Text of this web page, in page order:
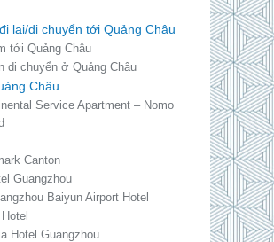
lại/di chuyển tới Quảng Châu
tới Quảng Châu
di chuyển ở Quảng Châu
Châu
Service Apartment – Nomo
Canton
Guangzhou
Baiyun Airport Hotel
Hotel Guangzhou